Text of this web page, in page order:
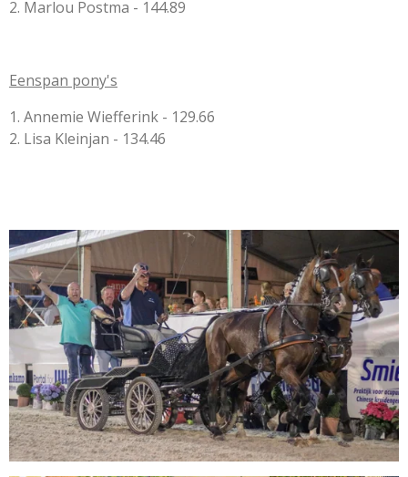
2. Marlou Postma - 144.89
Eenspan pony's
1. Annemie Wiefferink - 129.66
2. Lisa Kleinjan - 134.46